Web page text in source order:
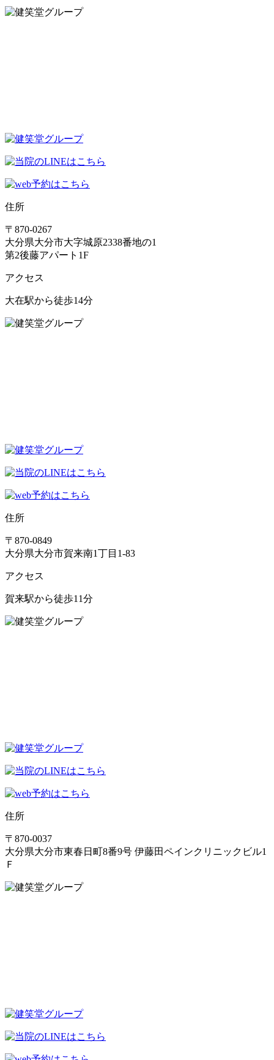
住所
〒870-0267
大分県大分市大字城原2338番地の1
第2後藤アパート1F
アクセス
大在駅から徒歩14分
住所
〒870-0849
大分県大分市賀来南1丁目1-83
アクセス
賀来駅から徒歩11分
住所
〒870-0037
大分県大分市東春日町8番9号 伊藤田ペインクリニックビル1
Ｆ